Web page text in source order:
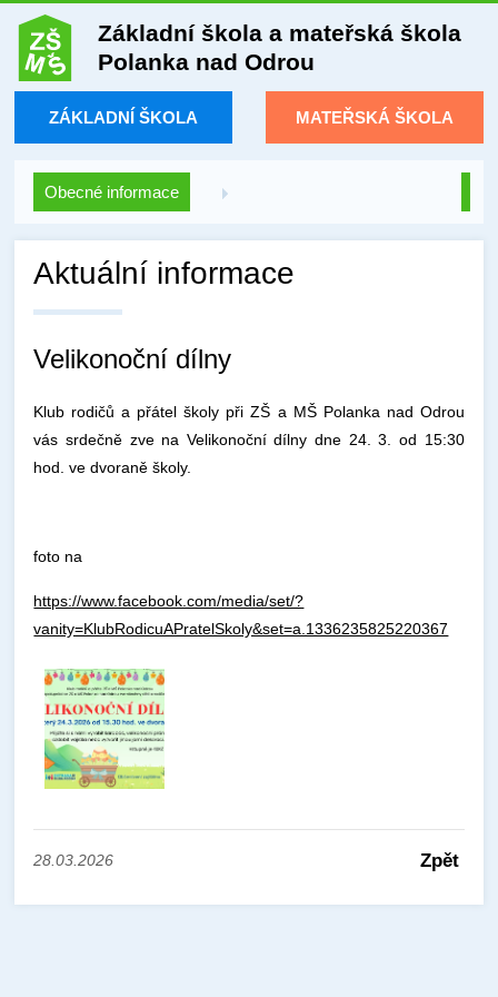
Základní škola a mateřská škola
Polanka nad Odrou
ZÁKLADNÍ ŠKOLA MATEŘSKÁ ŠKOLA
Obecné informace
Aktuální informace
Velikonoční dílny
Klub rodičů a přátel školy při ZŠ a MŠ Polanka nad Odrou
vás srdečně zve na Velikonoční dílny dne 24. 3. od 15:30
hod. ve dvoraně školy.
foto na
https://www.facebook.com/media/set/?
vanity=KlubRodicuAPratelSkoly&set=a.1336235825220367
28.03.2026 Zpět